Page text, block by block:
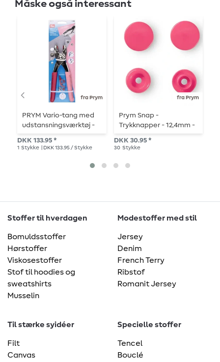
Måske også interessant
fra Prym
PRYM Vario-tang med
udstansningsværktøj -
bær
DKK 133.95 *
1 Stykke | DKK 133.95 / Stykke
fra Prym
Prym Snap -
Trykknapper - 12,4mm -
hindbær - 30 stk.
DKK 30.95 *
30 Stykke
Stoffer til hverdagen
Bomuldsstoffer
Hørstoffer
Viskosestoffer
Stof til hoodies og
sweatshirts
Musselin
Modestoffer med stil
Jersey
Denim
French Terry
Ribstof
Romanit Jersey
Til stærke syidéer
Filt
Canvas
Specielle stoffer
Tencel
Bouclé